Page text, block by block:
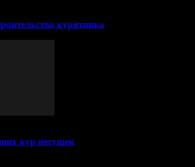
курятника
кур несушек